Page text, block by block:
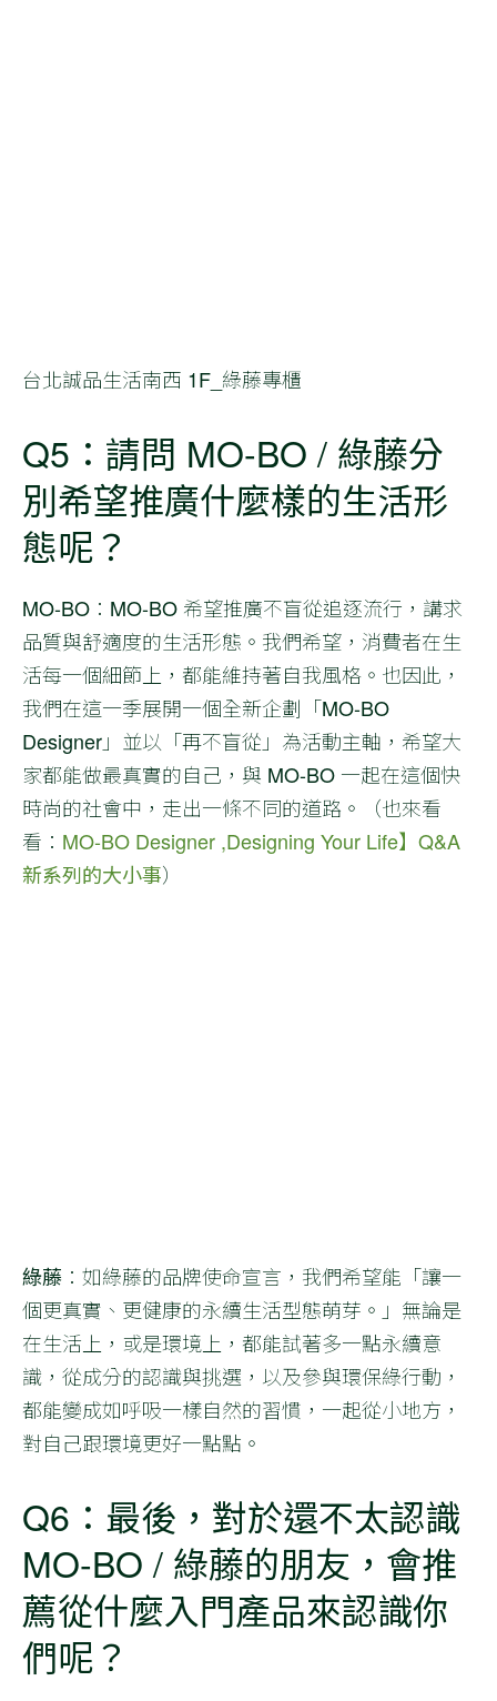
台北誠品生活南西 1F_綠藤專櫃
Q5：請問 MO-BO / 綠藤分
別希望推廣什麼樣的生活形
態呢？
MO-BO ：MO-BO 希望推廣不盲從追逐流行，講求
品質與舒適度的生活形態。我們希望，消費者在生
活每一個細節上，都能維持著自我風格。也因此，
我們在這一季展開一個全新企劃「MO-BO
Designer」並以「再不盲從」為活動主軸，希望大
家都能做最真實的自己，與 MO-BO 一起在這個快
時尚的社會中，走出一條不同的道路。（也來看
看： MO-BO Designer ,Designing Your Life】 Q&A
新系列的大小事）
綠藤 ：如綠藤的品牌使命宣言，我們希望能「讓一
個更真實、更健康的永續生活型態萌芽。」無論是
在生活上，或是環境上，都能試著多一點永續意
識，從成分的認識與挑選，以及參與環保綠行動，
都能變成如呼吸一樣自然的習慣，一起從小地方，
對自己跟環境更好一點點。
Q6：最後，對於還不太認識
MO-BO / 綠藤的朋友，會推
薦從什麼入門產品來認識你
們呢？